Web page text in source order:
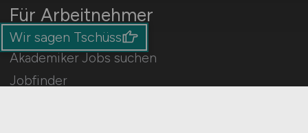
Für Arbeitnehmer
Akademiker Jobs suchen
Jobfinder
Wir sagen Tschüss